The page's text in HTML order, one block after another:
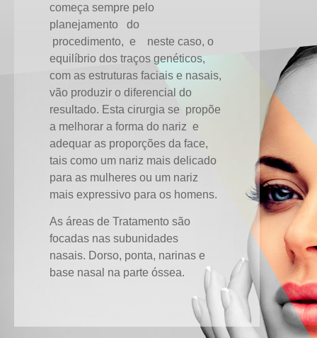
começa sempre pelo
planejamento do
procedimento, e neste caso, o
equilíbrio dos traços genéticos,
com as estruturas faciais e nasais,
vão produzir o diferencial do
resultado. Esta cirurgia se propõe
a melhorar a forma do nariz e
adequar as proporções da face,
tais como um nariz mais delicado
para as mulheres ou um nariz
mais expressivo para os homens.
As áreas de Tratamento são
focadas nas subunidades
nasais. Dorso, ponta, narinas e
base nasal na parte óssea.